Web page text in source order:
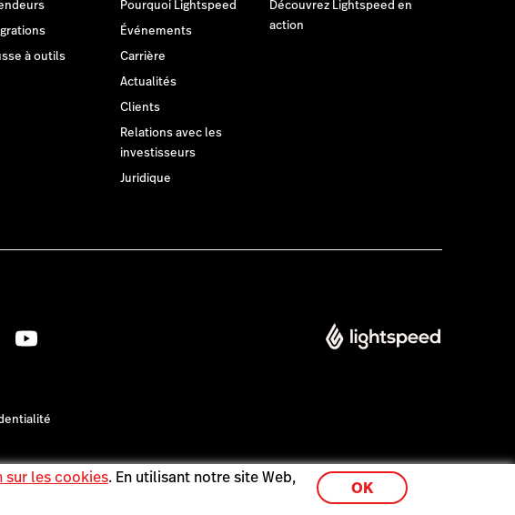
à outils
Pourquoi Lightspeed
Événements
Carrière
Actualités
Clients
Relations avec les
investisseurs
Juridique
Découvrez Lightspeed en
action
les cookies. En utilisant notre site Web,
OK